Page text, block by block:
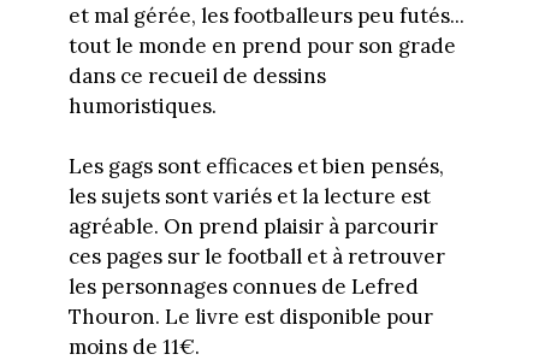
et mal gérée, les footballeurs peu futés...
tout le monde en prend pour son grade
dans ce recueil de dessins
humoristiques.
Les gags sont efficaces et bien pensés,
les sujets sont variés et la lecture est
agréable. On prend plaisir à parcourir
ces pages sur le football et à retrouver
les personnages connues de Lefred
Thouron. Le livre est disponible pour
moins de 11€.